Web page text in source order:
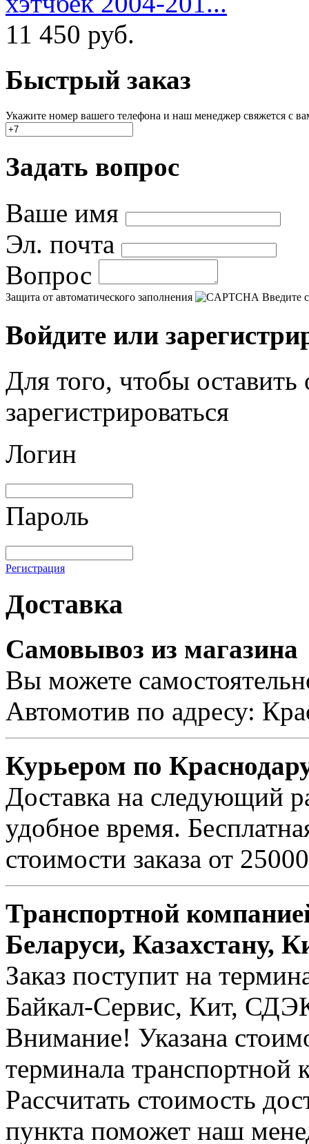
11 450 руб.
Быстрый заказ
Укажите номер вашего телефона и наш менеджер свяжется с
Задать вопрос
Ваше имя
Эл. почта
Вопрос
Защита от автоматического заполнения Введите
Войдите или
Для того, чтобы
зарегистрироваться
Логин
Пароль
Регистрация
Доставка
Самовывоз из магазина
Вы можете
Автомотив по адресу:
Курьером по
Доставка на следующий
удобное время.
стоимости заказа от
Транспортной
Беларуси, Казахстану,
Заказ поступит на
Байкал-Сервис, Кит,
Внимание! Указана
терминала транспортной
Рассчитать стоимость
пункта поможет наш